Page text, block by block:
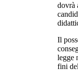
dovrà
Il
legge
fini